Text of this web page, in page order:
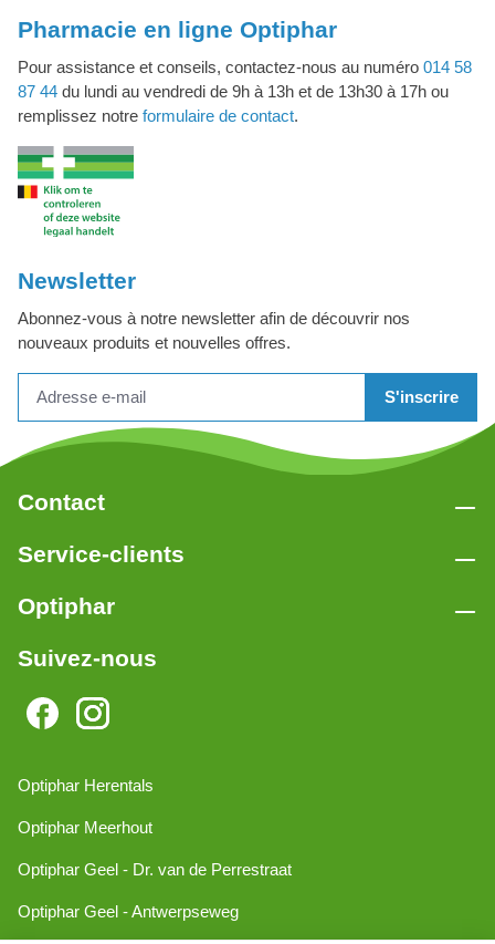
Pharmacie en ligne Optiphar
Pour assistance et conseils, contactez-nous au numéro 014 58
87 44 du lundi au vendredi de 9h à 13h et de 13h30 à 17h ou
remplissez notre formulaire de contact.
Newsletter
Abonnez-vous à notre newsletter afin de découvrir nos
nouveaux produits et nouvelles offres.
S'inscrire
Contact
Service-clients
Optiphar
Suivez-nous
Optiphar Herentals
Optiphar Meerhout
Optiphar Geel - Dr. van de Perrestraat
Optiphar Geel - Antwerpseweg